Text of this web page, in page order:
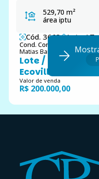
529,70 m²
área iptu
Cód. 3663 Lote /
Cond. Condomínio
Matias Barbosa, MG
Lote / Terreno
Ecoville em
Valor de venda
R$ 200.000,00